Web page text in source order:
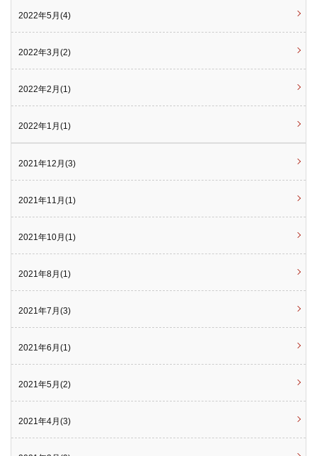
2022年5月(4)
2022年3月(2)
2022年2月(1)
2022年1月(1)
2021年12月(3)
2021年11月(1)
2021年10月(1)
2021年8月(1)
2021年7月(3)
2021年6月(1)
2021年5月(2)
2021年4月(3)